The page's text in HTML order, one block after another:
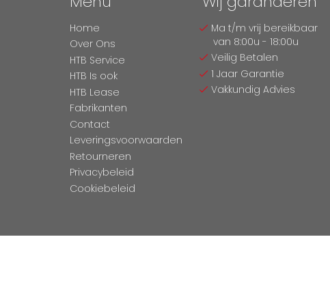
Home
Over Ons
HTB Service
HTB Is ook
HTB Lease
Fabrikanten
Contact
Leveringsvoorwaarden
Retourneren
Privacybeleid
Cookiebeleid
Ma t/m vrij bereikbaar
van 8:00u - 18:00u
Veilig Betalen
1 Jaar Garantie
Vakkundig Advies